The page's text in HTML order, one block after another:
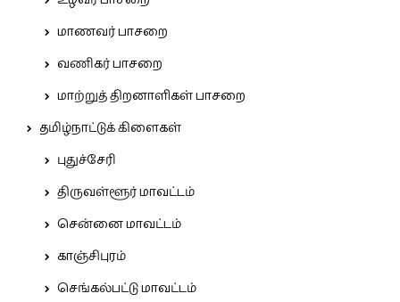
மாணவர் பாசறை
வணிகர் பாசறை
மாற்றுத் திறனாளிகள் பாசறை
தமிழ்நாட்டுக் கிளைகள்
புதுச்சேரி
திருவள்ளூர் மாவட்டம்
சென்னை மாவட்டம்
காஞ்சிபுரம்
செங்கல்பட்டு மாவட்டம்